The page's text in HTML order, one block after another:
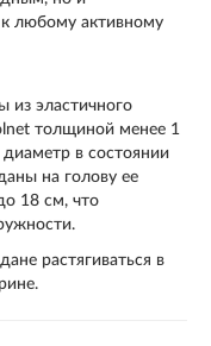
любому активному
из эластичного
толщиной менее 1
в состоянии
на голову ее
18 см, что
растягиваться в